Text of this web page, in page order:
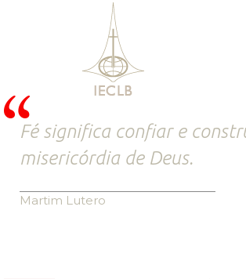
Fé significa confiar e
misericórdia de Deus.
Martim Lutero